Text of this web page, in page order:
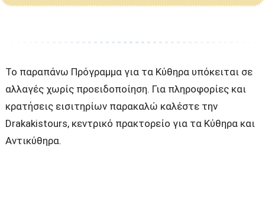
Το παραπάνω Πρόγραμμα για τα Κύθηρα υπόκειται σε
αλλαγές χωρίς προειδοποίηση. Για πληροφορίες και
κρατήσεις εισιτηρίων παρακαλώ καλέστε την
Drakakistours, κεντρικό πρακτορείο για τα Κύθηρα και
Αντικύθηρα.